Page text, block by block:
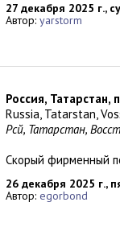
27 декабря 2025 г.,
Автор: yarstorm
Россия,
Russia, Tatarstan,
Рәсәй, Татарстан,
Скорый фирменный
26 декабря 2025 г.,
Автор: egorbond